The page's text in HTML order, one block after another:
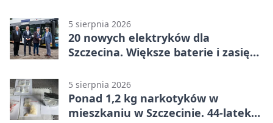
5 sierpnia 2026
20 nowych elektryków dla
Szczecina. Większe baterie i zasięg
5 sierpnia 2026
Ponad 1,2 kg narkotyków w
mieszkaniu w Szczecinie. 44-latek